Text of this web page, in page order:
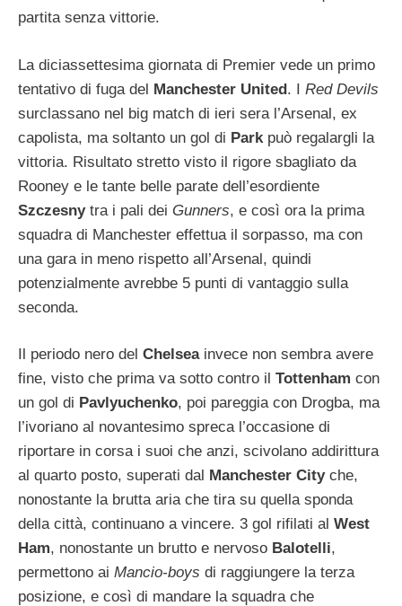
partita senza vittorie.
La diciassettesima giornata di Premier vede un primo
tentativo di fuga del Manchester United. I Red Devils
surclassano nel big match di ieri sera l’Arsenal, ex
capolista, ma soltanto un gol di Park può regalargli la
vittoria. Risultato stretto visto il rigore sbagliato da
Rooney e le tante belle parate dell’esordiente
Szczesny tra i pali dei Gunners, e così ora la prima
squadra di Manchester effettua il sorpasso, ma con
una gara in meno rispetto all’Arsenal, quindi
potenzialmente avrebbe 5 punti di vantaggio sulla
seconda.
Il periodo nero del Chelsea invece non sembra avere
fine, visto che prima va sotto contro il Tottenham con
un gol di Pavlyuchenko, poi pareggia con Drogba, ma
l’ivoriano al novantesimo spreca l’occasione di
riportare in corsa i suoi che anzi, scivolano addirittura
al quarto posto, superati dal Manchester Cityche,
nonostante la brutta aria che tira su quella sponda
della città, continuano a vincere. 3 gol rifilati al West
Ham, nonostante un brutto e nervoso Balotelli,
permettono ai Mancio-boys di raggiungere la terza
posizione, e così di mandare la squadra che